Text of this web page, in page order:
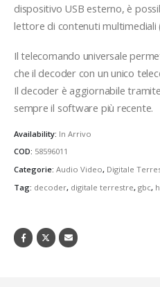
dispositivo USB esterno, è
lettore di contenuti multimediali
Il telecomando universale
che il decoder con un unico
Il decoder è aggiornabile
sempre il software più recente.
Availability: In Arrivo
COD: 58596011
Categorie: Audio Video, Digitale
Tag: decoder, digitale terrestre, gbc,